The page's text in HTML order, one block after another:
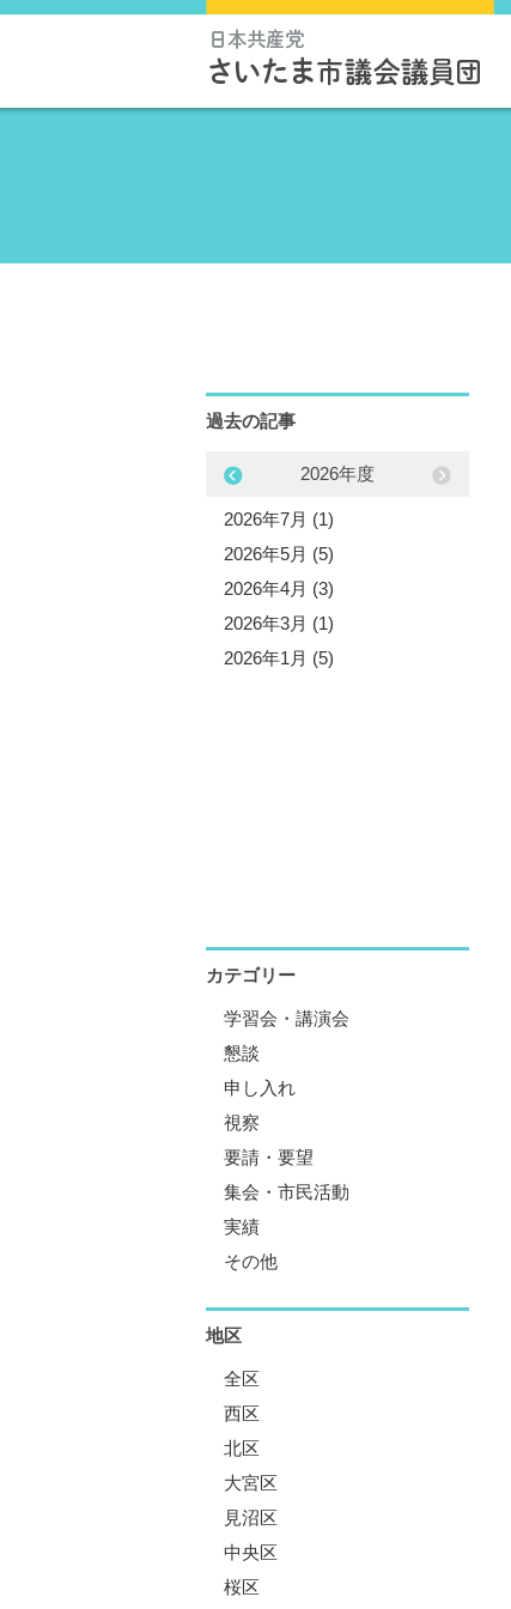
過去の記事
2026年度
2026年7月 (1)
2026年5月 (5)
2026年4月 (3)
2026年3月 (1)
2026年1月 (5)
カテゴリー
学習会・講演会
懇談
申し入れ
視察
要請・要望
集会・市民活動
実績
その他
地区
全区
西区
北区
大宮区
見沼区
中央区
桜区